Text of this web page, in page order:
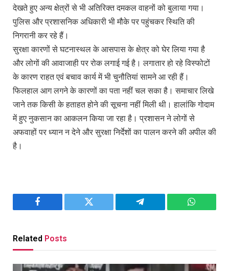
देखते हुए अन्य क्षेत्रों से भी अतिरिक्त दमकल वाहनों को बुलाया गया।
पुलिस और प्रशासनिक अधिकारी भी मौके पर पहुंचकर स्थिति की
निगरानी कर रहे हैं।
सुरक्षा कारणों से घटनास्थल के आसपास के क्षेत्र को घेर लिया गया है
और लोगों की आवाजाही पर रोक लगाई गई है। लगातार हो रहे विस्फोटों
के कारण राहत एवं बचाव कार्य में भी चुनौतियां सामने आ रही हैं।
फिलहाल आग लगने के कारणों का पता नहीं चल सका है। समाचार लिखे
जाने तक किसी के हताहत होने की सूचना नहीं मिली थी। हालांकि गोदाम
में हुए नुकसान का आकलन किया जा रहा है। प्रशासन ने लोगों से
अफवाहों पर ध्यान न देने और सुरक्षा निर्देशों का पालन करने की अपील की
है।
Facebook Twitter Telegram
Related Posts